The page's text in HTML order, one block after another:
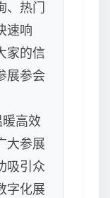
热门
速响
家的信
展参会
高效
大参展
吸引众
字化展